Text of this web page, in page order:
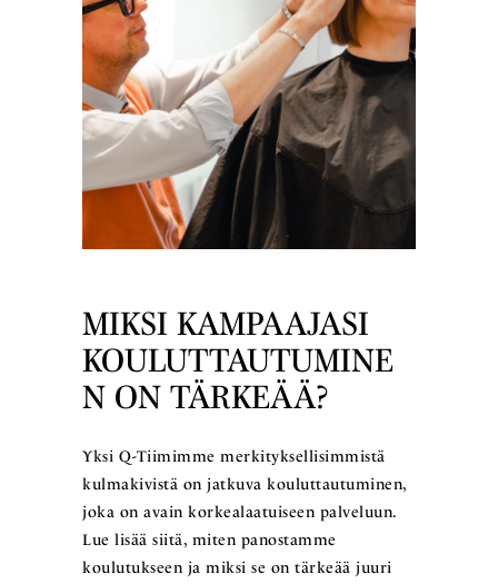
MIKSI KAMPAAJASI
KOULUTTAUTUMINE
N ON TÄRKEÄÄ?
Yksi Q-Tiimimme merkityksellisimmistä
kulmakivistä on jatkuva kouluttautuminen,
joka on avain korkealaatuiseen palveluun.
Lue lisää siitä, miten panostamme
koulutukseen ja miksi se on tärkeää juuri